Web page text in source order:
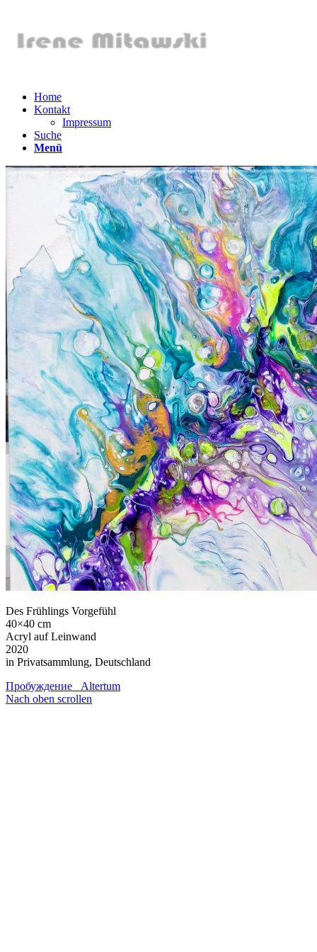
Home
Kontakt
Impressum
Suche
Menü
Des Frühlings Vorgefühl
40×40 cm
Acryl auf Leinwand
2020
in Privatsammlung, Deutschland
Пробуждение
Altertum
Nach oben scrollen